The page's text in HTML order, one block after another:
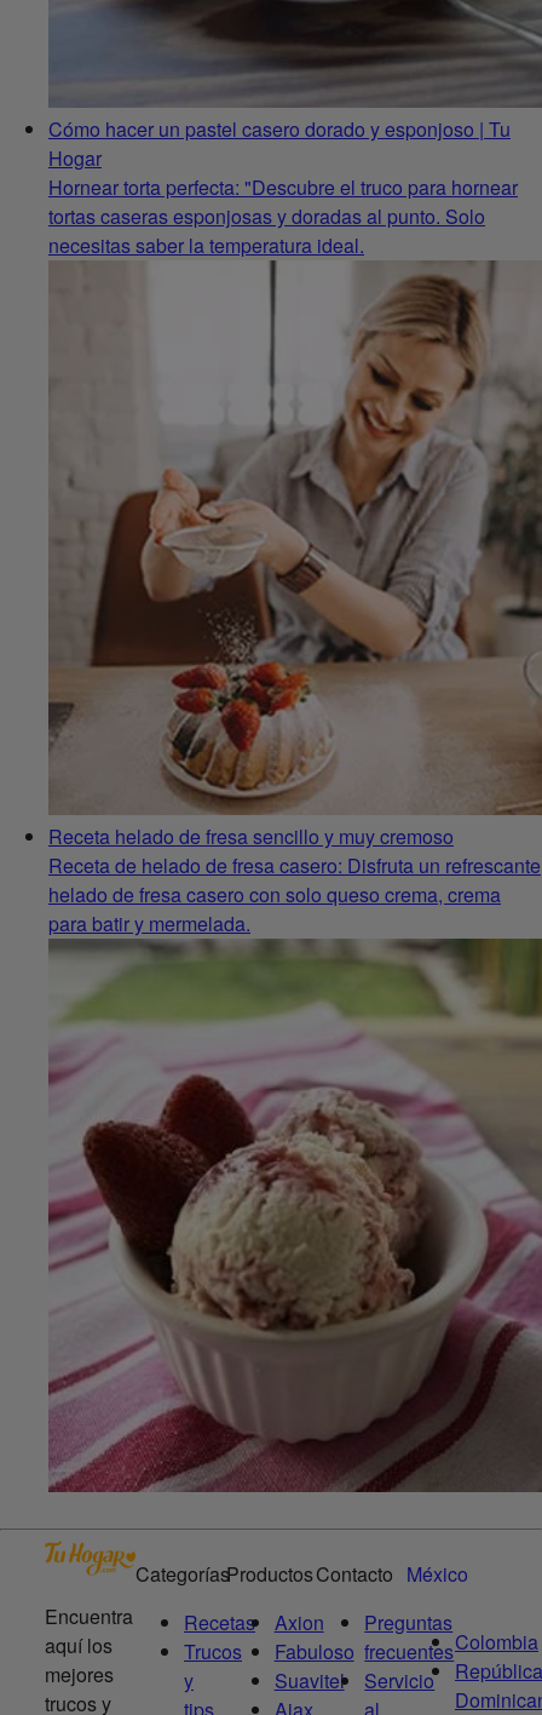
Cómo hacer un pastel casero dorado y esponjoso | Tu
Hogar
Hornear torta perfecta: "Descubre el truco para hornear
tortas caseras esponjosas y doradas al punto. Solo
necesitas saber la temperatura ideal.
Receta helado de fresa sencillo y muy cremoso
Receta de helado de fresa casero: Disfruta un refrescante
helado de fresa casero con solo queso crema, crema
para batir y mermelada.
Encuentra
aquí los
mejores
trucos y
Categorías
Recetas
Trucos
y
tips
Productos
Axion
Fabuloso
Suavitel
Ajax
Contacto
Preguntas
frecuentes
Servicio
al
México
Colombia
República